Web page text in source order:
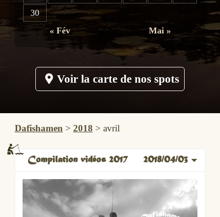
« Fév Mai »
30
Voir la carte de nos spots
Dafishamen > 2018 > avril
Compilation vidéos 2017 2018/04/03